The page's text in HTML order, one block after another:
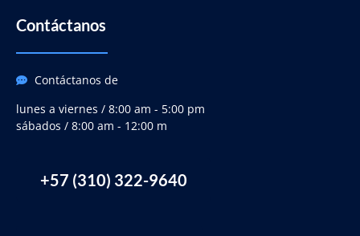
Contáctanos
Contáctanos de
lunes a viernes / 8:00 am - 5:00 pm
sábados / 8:00 am - 12:00 m
+57 (310) 322-9640